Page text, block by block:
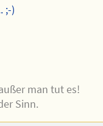
;-)
man tut es!
Sinn.